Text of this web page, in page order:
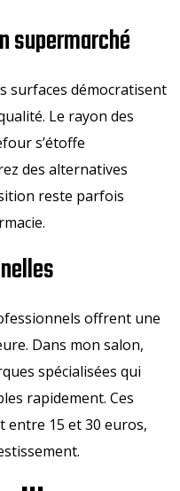
supermarché
surfaces démocratisent
Le rayon des
s’étoffe
des alternatives
reste parfois
offrent une
Dans mon salon,
spécialisées qui
rapidement. Ces
15 et 30 euros,